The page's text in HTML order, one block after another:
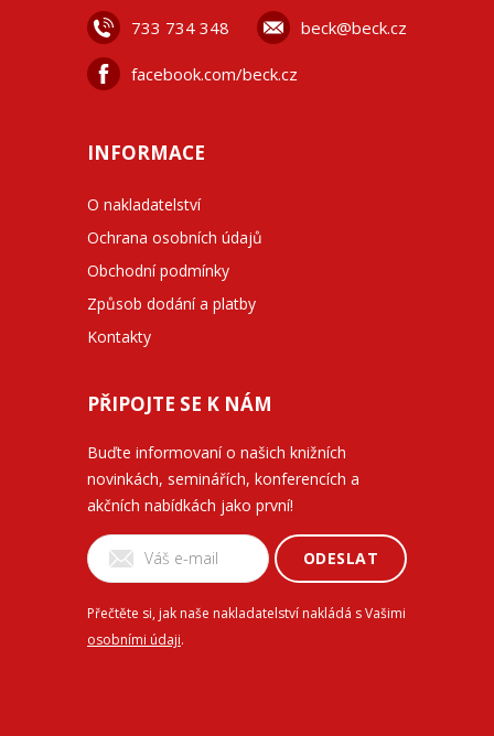
733 734 348 beck@beck.cz
facebook.com/beck.cz
INFORMACE
O nakladatelství
Ochrana osobních údajů
Obchodní podmínky
Způsob dodání a platby
Kontakty
PŘIPOJTE SE K NÁM
Buďte informovaní o našich knižních
novinkách, seminářích, konferencích a
akčních nabídkách jako první!
ODESLAT
Přečtěte si, jak naše nakladatelství nakládá s Vašimi
osobními údaji.